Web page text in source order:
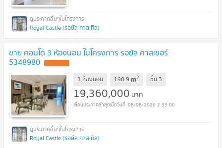
Royal Castle (รอยัล คาสเทิล)
ขาย คอนโด 3 ห้องนอน ในโครงการ รอยัล คาสเซอร์
5348980
3 ห้องนอน 190.9 m2 ชั้น 3
19,360,000 บาท
08/08/2026 2:33:00
Royal Castle (รอยัล คาสเทิล)